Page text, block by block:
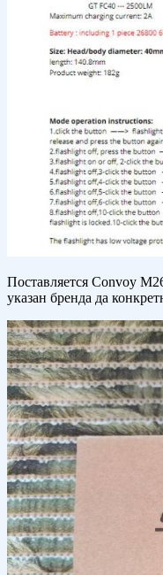
Поставляется Convoy
указан бренда да